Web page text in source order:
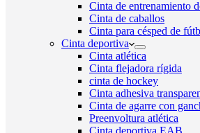
Cinta de entrenamiento
Cinta de caballos
Cinta para césped de
Cinta deportiva
Cinta atlética
Cinta flejadora rígida
cinta de hockey
Cinta adhesiva
Cinta de agarre con
Preenvoltura atlética
Cinta deportiva EAB